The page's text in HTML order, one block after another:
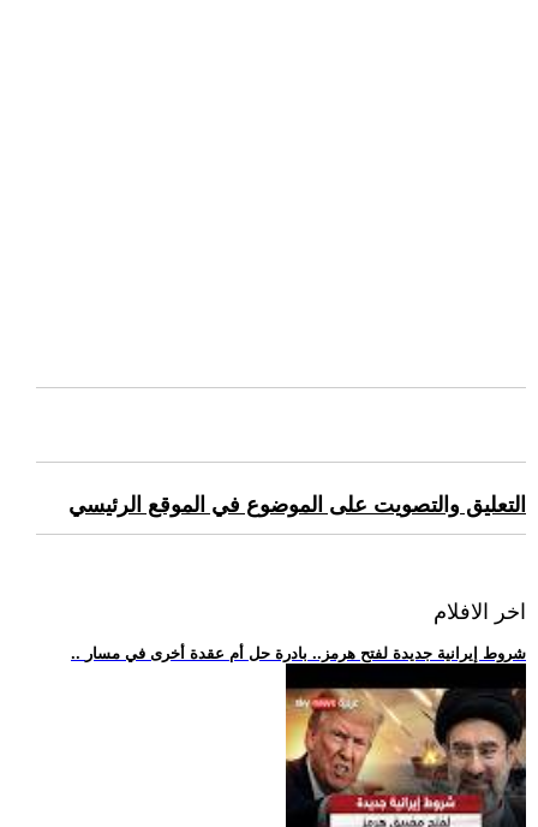
التعليق والتصويت على الموضوع في الموقع الرئيسي
اخر الافلام
.. شروط إيرانية جديدة لفتح هرمز.. بادرة حل أم عقدة أخرى في مسار